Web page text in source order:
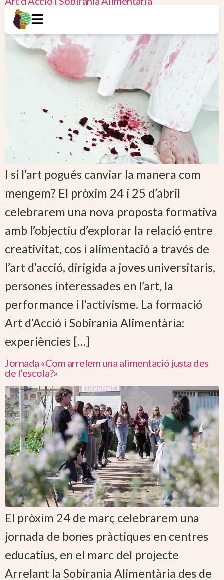
I si l’art pogués canviar la manera com
mengem? El pròxim 24 i 25 d’abril
celebrarem una nova proposta formativa
amb l’objectiu d’explorar la relació entre
creativitat, cos i alimentació a través de
l’art d’acció, dirigida a joves universitaris,
persones interessades en l’art, la
performance i l’activisme. La formació
Art d’Acció i Sobirania Alimentària:
experiències […]
Jornada «Com arrelem una alimentació justa des
de l’escola?»
El pròxim 24 de març celebrarem una
jornada de bones pràctiques en centres
educatius, en el marc del projecte
Arrelant la Sobirania Alimentària des de